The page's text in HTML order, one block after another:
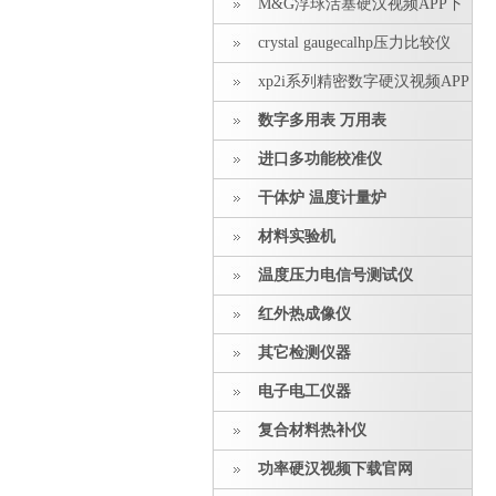
M&G浮球活塞硬汉视频APP下
载安装crystal gaugecalhp压力比较仪
xp2i系列精密数字硬汉视频APP
下载安装数字多用表 万用表
进口多功能校准仪
干体炉 温度计量炉
材料实验机
温度压力电信号测试仪
红外热成像仪
其它检测仪器
电子电工仪器
复合材料热补仪
功率硬汉视频下载官网